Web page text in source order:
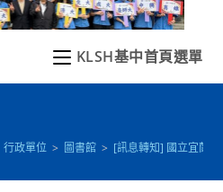
KLSH基中首頁選單
行政單位 > 圖書館 > [訊息轉知] 國立宜蘭